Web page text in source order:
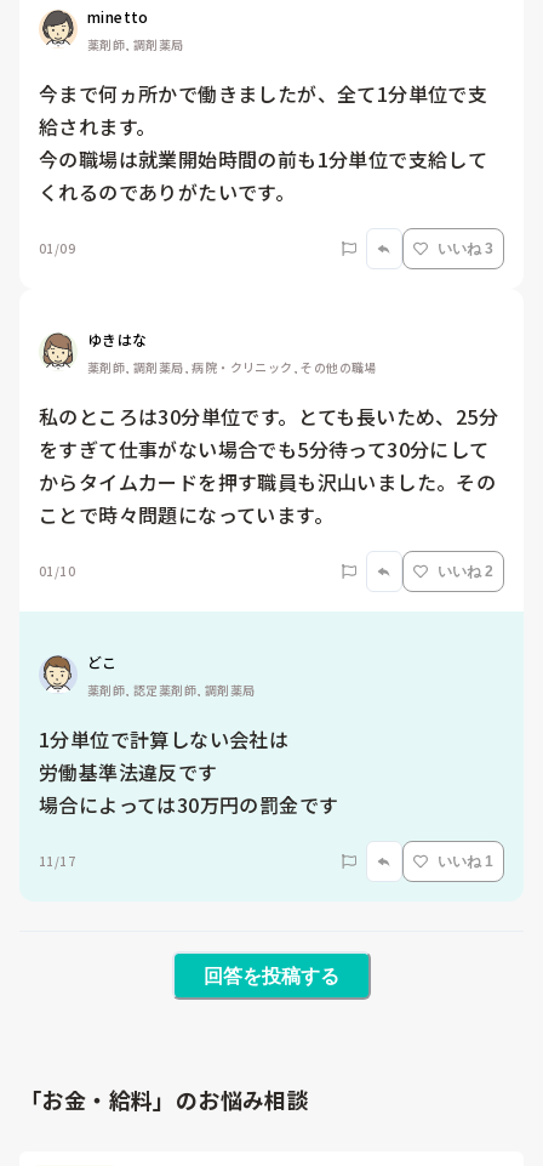
minetto
薬剤師, 調剤薬局
今まで何ヵ所かで働きましたが、全て1分単位で支
給されます。
今の職場は就業開始時間の前も1分単位で支給して
くれるのでありがたいです。
01/09 いいね 3
ゆきはな
薬剤師, 調剤薬局, 病院・クリニック, その他の職場
私のところは30分単位です。とても長いため、25分
をすぎて仕事がない場合でも5分待って30分にして
からタイムカードを押す職員も沢山いました。その
ことで時々問題になっています。
01/10 いいね 2
どこ
薬剤師, 認定薬剤師, 調剤薬局
1分単位で計算しない会社は
労働基準法違反です
場合によっては30万円の罰金です
11/17 いいね 1
回答を投稿する
「お金・給料」のお悩み相談